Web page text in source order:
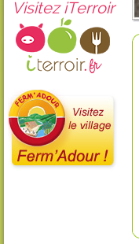
Visitez iTerroir